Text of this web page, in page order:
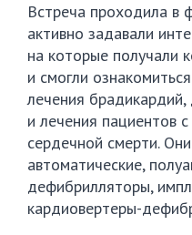
Встреча проходила в
активно задавали
на которые получали
и смогли
лечения
и лечения пациентов
сердечной смерти.
автоматические,
дефибрилляторы,
кардиовертеры-